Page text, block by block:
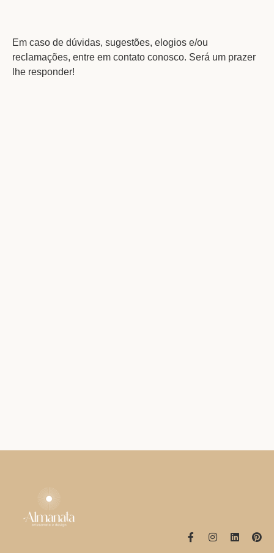
Em caso de dúvidas, sugestões, elogios e/ou
reclamações, entre em contato conosco. Será um prazer
lhe responder!